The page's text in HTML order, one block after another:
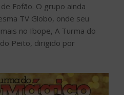
Fofão. O grupo ainda
TV Globo, onde seu
no Ibope, A Turma do
Peito, dirigido por